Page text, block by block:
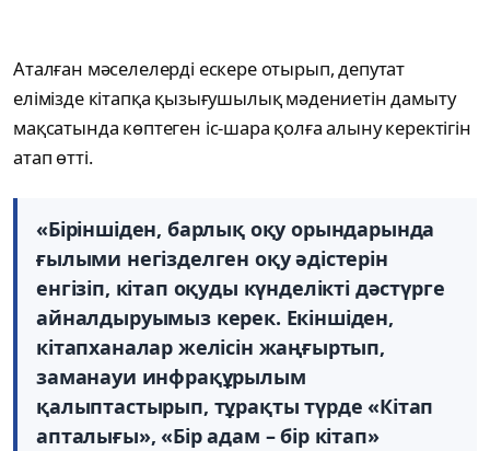
Аталған мәселелерді ескере отырып, депутат
елімізде кітапқа қызығушылық мәдениетін дамыту
мақсатында көптеген іс-шара қолға алыну керектігін
атап өтті.
«Біріншіден, барлық оқу орындарында
ғылыми негізделген оқу әдістерін
енгізіп, кітап оқуды күнделікті дәстүрге
айналдыруымыз керек. Екіншіден,
кітапханалар желісін жаңғыртып,
заманауи инфрақұрылым
қалыптастырып, тұрақты түрде «Кітап
апталығы», «Бір адам – бір кітап»